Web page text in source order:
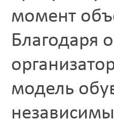
момент
Благодаря
модель